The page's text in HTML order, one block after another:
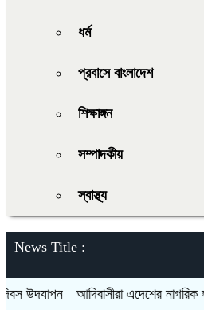
ধর্ম
প্রবাসে বাংলাদেশ
শিক্ষাঙ্গন
সম্পাদকীয়
স্বাস্থ্য
News Title :
উদযাপন আদিবাসীরা এদেশের নাগরিক